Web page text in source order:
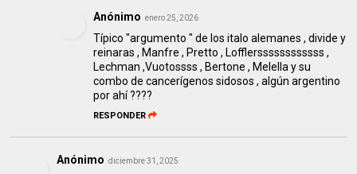
Anónimo enero 25, 2026
Típico "argumento " de los italo alemanes , divide y
reinaras , Manfre , Pretto , Lofflerssssssssssss ,
Lechman ,Vuotossss , Bertone , Melella y su
combo de cancerígenos sidosos , algún argentino
por ahí ????
RESPONDER
Anónimo diciembre 31, 2025